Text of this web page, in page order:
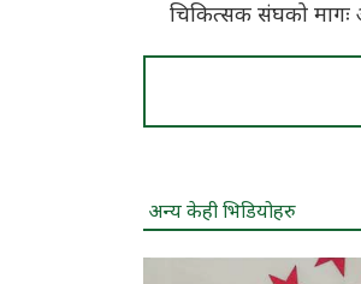
चिकित्सक संघको मागः
अन्य केही भिडियोहरु